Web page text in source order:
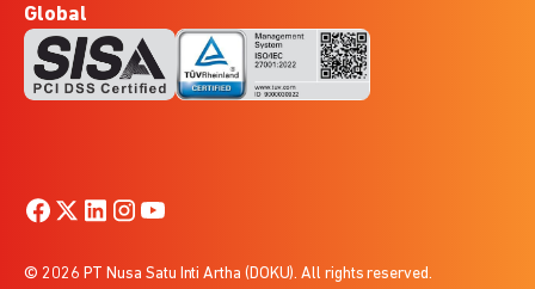
Global
© 2026 PT Nusa Satu Inti Artha (DOKU). All rights reserved.